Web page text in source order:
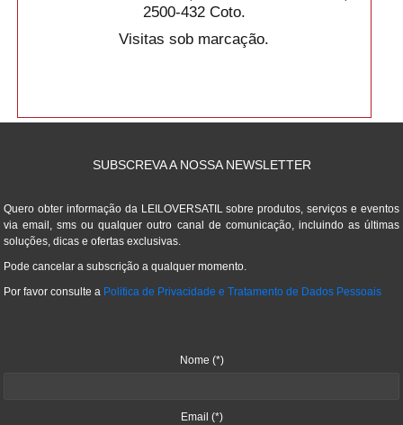
2500-432 Coto.
Visitas sob marcação.
SUBSCREVA A NOSSA NEWSLETTER
Quero obter informação da LEILOVERSATIL sobre produtos, serviços e eventos
via email, sms ou qualquer outro canal de comunicação, incluindo as últimas
soluções, dicas e ofertas exclusivas.
Pode cancelar a subscrição a qualquer momento.
Por favor consulte a Politica de Privacidade e Tratamento de Dados Pessoais
Nome (*)
Email (*)